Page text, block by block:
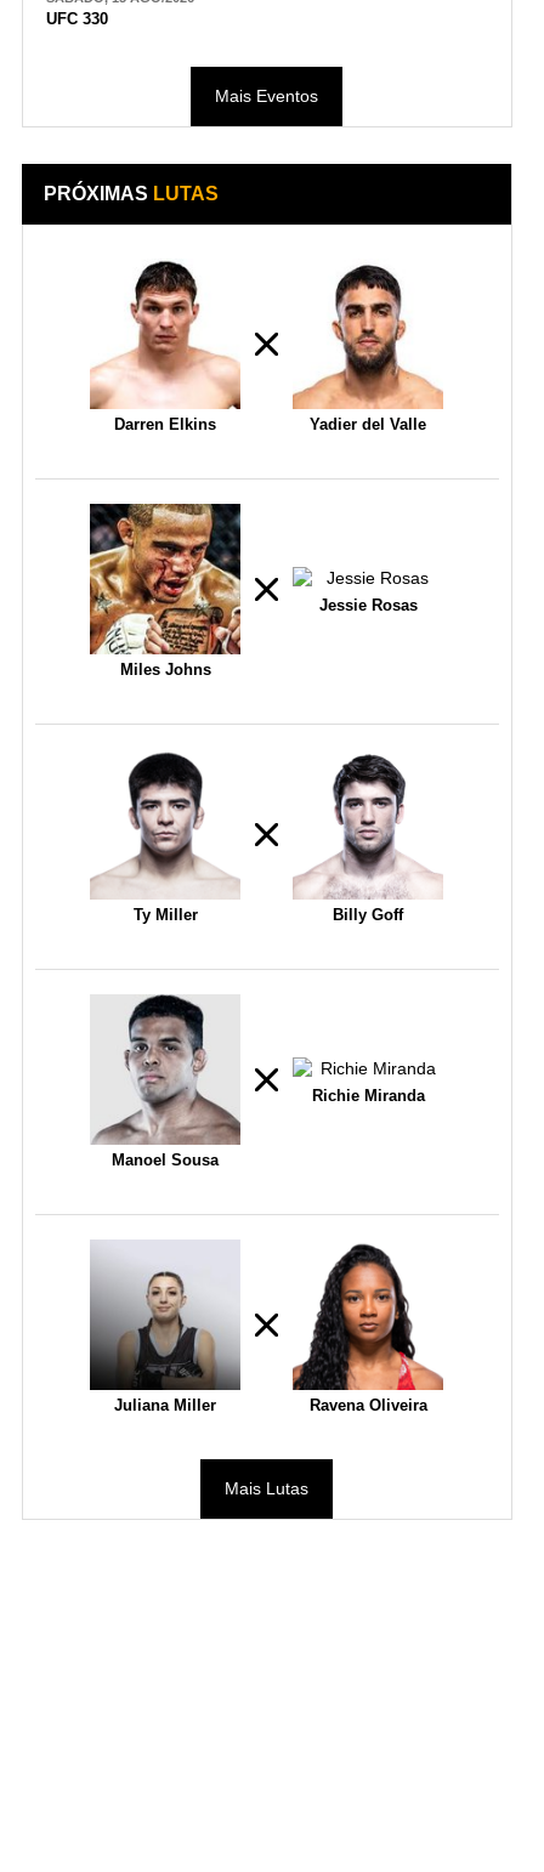
UFC 330
Mais Eventos
PRÓXIMAS LUTAS
Darren Elkins Yadier del Valle
Miles Johns
Jessie Rosas
Ty Miller Billy Goff
Manoel Sousa
Richie Miranda
Juliana Miller Ravena Oliveira
Mais Lutas